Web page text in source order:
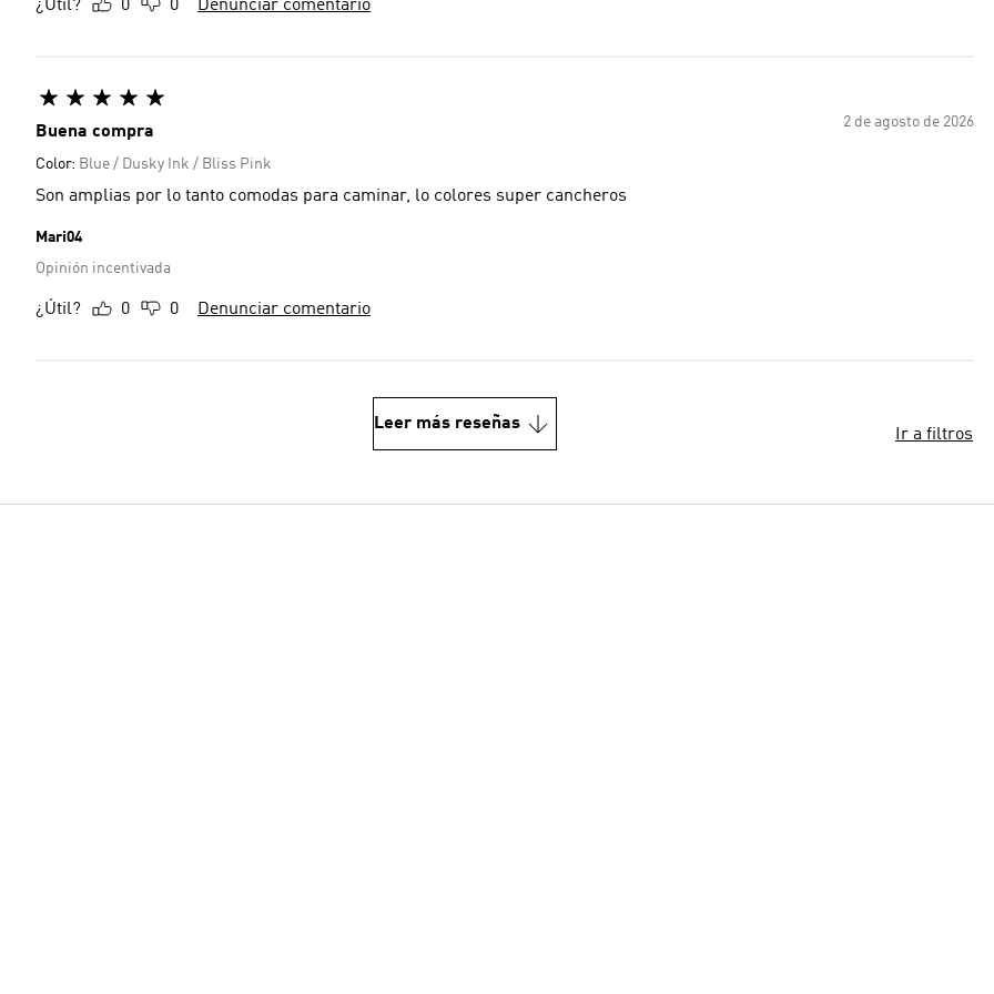
¿Útil? 0 0 Denunciar comentario
2 de agosto de 2026
Buena compra
Color: Blue / Dusky Ink / Bliss Pink
Son amplias por lo tanto comodas para caminar, lo colores super cancheros
Mari04
Opinión incentivada
¿Útil? 0 0 Denunciar comentario
Leer más reseñas
Ir a filtros